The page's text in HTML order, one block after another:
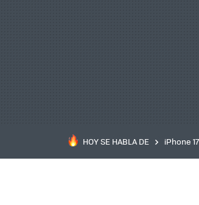
HOY SE HABLA DE iPhone